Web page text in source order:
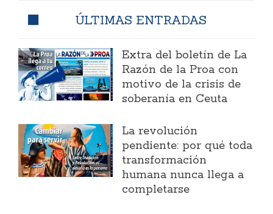
ÚLTIMAS ENTRADAS
Extra del boletín de La
Razón de la Proa con
motivo de la crisis de
soberanía en Ceuta
La revolución
pendiente: por qué toda
transformación
humana nunca llega a
completarse